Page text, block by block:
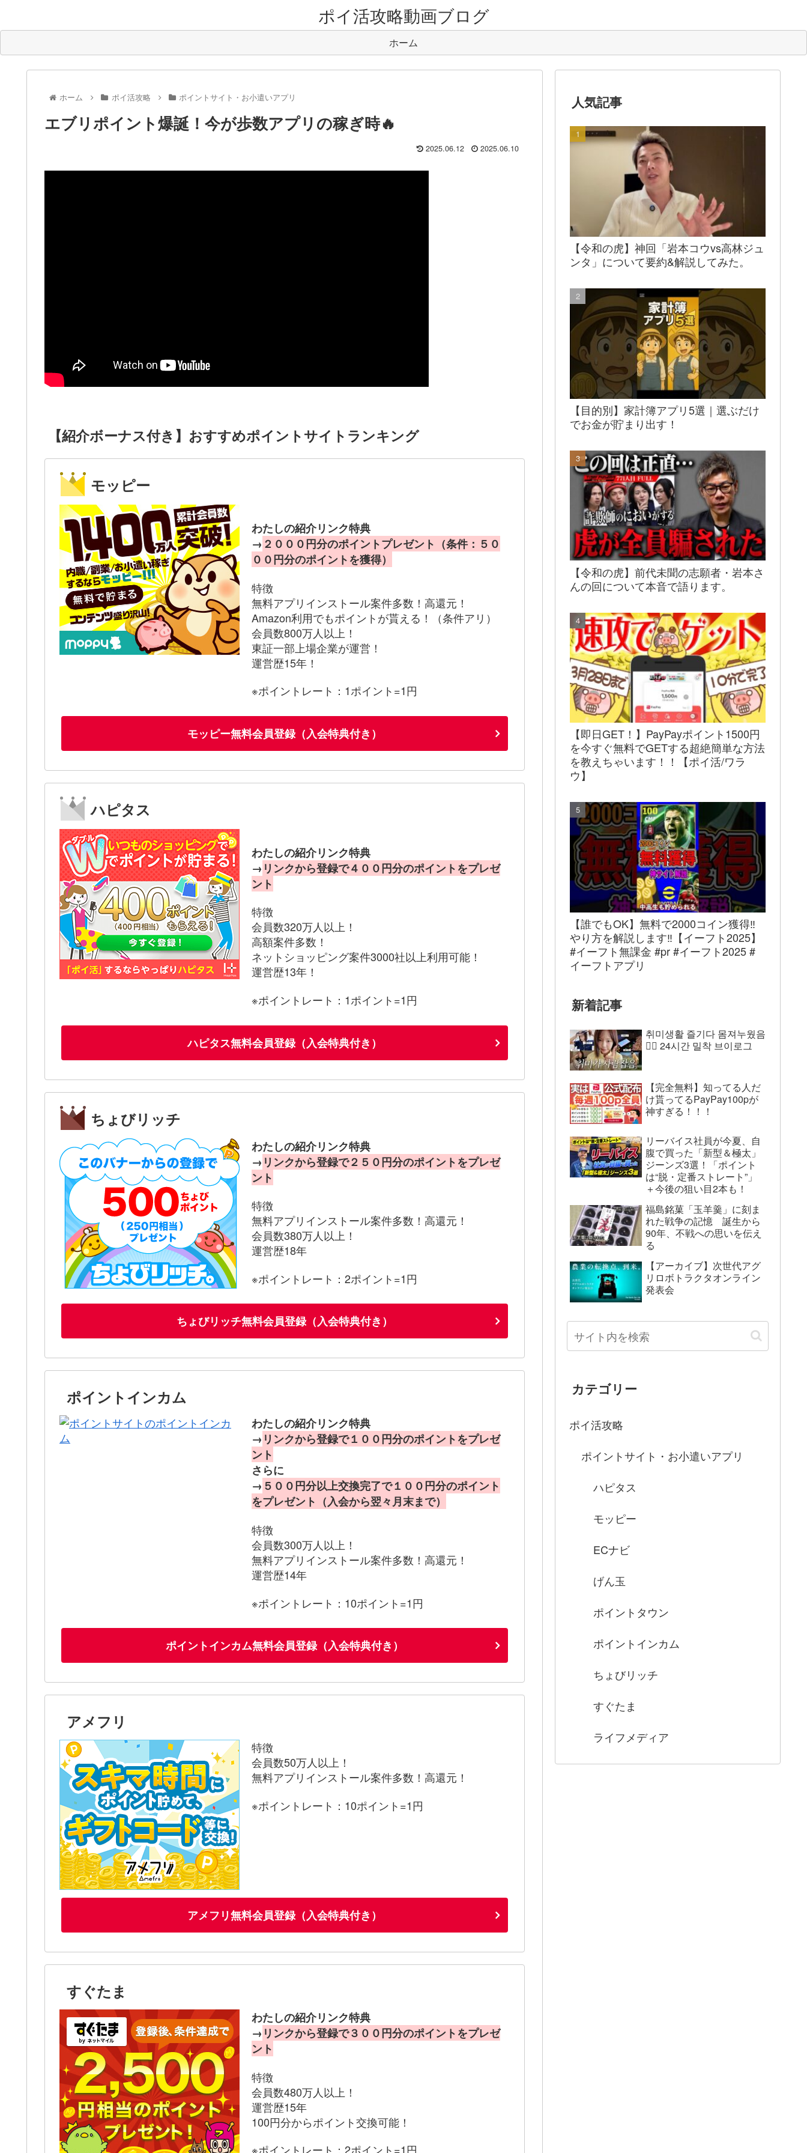
ポイ活攻略動画ブログ
ホーム
ホーム ポイ活攻略 ポイントサイト・お小遣いアプリ
エブリポイント爆誕！今が歩数アプリの稼ぎ時🔥
2025.06.12 2025.06.10
【紹介ボーナス付き】おすすめポイントサイトランキング
モッピー
わたしの紹介リンク特典
→ ２０００円分のポイントプレゼント（条件：５０
００円分のポイントを獲得）
特徴
無料アプリインストール案件多数！高還元！
Amazon利用でもポイントが貰える！（条件アリ）
会員数800万人以上！
東証一部上場企業が運営！
運営歴15年！
※ポイントレート：1ポイント=1円
モッピー無料会員登録（入会特典付き）
ハピタス
わたしの紹介リンク特典
→ リンクから登録で４００円分のポイントをプレゼ
ント
特徴
会員数320万人以上！
高額案件多数！
ネットショッピング案件3000社以上利用可能！
運営歴13年！
※ポイントレート：1ポイント=1円
ハピタス無料会員登録（入会特典付き）
ちょびリッチ
わたしの紹介リンク特典
→ リンクから登録で２５０円分のポイントをプレゼ
ント
特徴
無料アプリインストール案件多数！高還元！
会員数380万人以上！
運営歴18年
※ポイントレート：2ポイント=1円
ちょびリッチ無料会員登録（入会特典付き）
ポイントインカム
わたしの紹介リンク特典
→ リンクから登録で１００円分のポイントをプレゼ
ント
さらに
→ ５００円分以上交換完了で１００円分のポイント
をプレゼント（入会から翌々月末まで）
特徴
会員数300万人以上！
無料アプリインストール案件多数！高還元！
運営歴14年
※ポイントレート：10ポイント=1円
ポイントインカム無料会員登録（入会特典付き）
アメフリ
特徴
会員数50万人以上！
無料アプリインストール案件多数！高還元！
※ポイントレート：10ポイント=1円
アメフリ無料会員登録（入会特典付き）
すぐたま
わたしの紹介リンク特典
→ リンクから登録で３００円分のポイントをプレゼ
ント
特徴
会員数480万人以上！
運営歴15年
100円分からポイント交換可能！
※ポイントレート：2ポイント=1円
人気記事
【令和の虎】神回「岩本コウvs高林ジュ
ンタ」について要約&解説してみた。
【目的別】家計簿アプリ5選｜選ぶだけ
でお金が貯まり出す！
【令和の虎】前代未聞の志願者・岩本さ
んの回について本音で語ります。
【即日GET！】PayPayポイント1500円
を今すぐ無料でGETする超絶簡単な方法
を教えちゃいます！！【ポイ活/ワラ
ウ】
【誰でもOK】無料で2000コイン獲得‼︎
やり方を解説します‼︎【イーフト2025】
#イーフト無課金 #pr #イーフト2025 #
イーフトアプリ
新着記事
취미생활 즐기다 몸져누웠음
😵‍💫 24시간 밀착 브이로그
【完全無料】知ってる人だ
け貰ってるPayPay100pが
神すぎる！！！
リーバイス社員が今夏、自
腹で買った「新型＆極太」
ジーンズ3選！「ポイント
は“脱・定番ストレート”」
＋今後の狙い目2本も！
福島銘菓「玉羊羹」に刻ま
れた戦争の記憶 誕生から
90年、不戦への思いを伝え
る
【アーカイブ】次世代アグ
リロボトラクタオンライン
発表会
カテゴリー
ポイ活攻略
ポイントサイト・お小遣いアプリ
ハピタス
モッピー
ECナビ
げん玉
ポイントタウン
ポイントインカム
ちょびリッチ
すぐたま
ライフメディア